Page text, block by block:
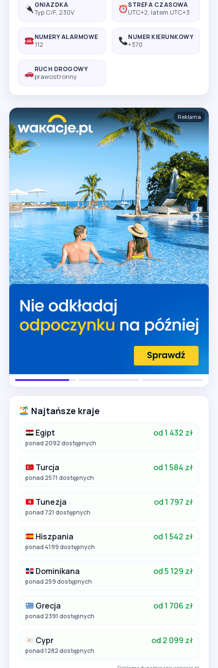
GNIAZDKA
Typ C/F, 230V
STREFA CZASOWA
UTC+2, latem UTC+3
NUMERY ALARMOWE
112
NUMER KIERUNKOWY
+370
RUCH DROGOWY
prawostronny
Reklama
Najtańsze kraje
Egipt od 1 432 zł
ponad 2092 dostępnych
Turcja od 1 584 zł
ponad 2571 dostępnych
Tunezja od 1 797 zł
ponad 721 dostępnych
Hiszpania od 1 542 zł
ponad 4199 dostępnych
Dominikana od 5 129 zł
ponad 259 dostępnych
Grecja od 1 706 zł
ponad 2391 dostępnych
Cypr od 2 099 zł
ponad 1282 dostępnych